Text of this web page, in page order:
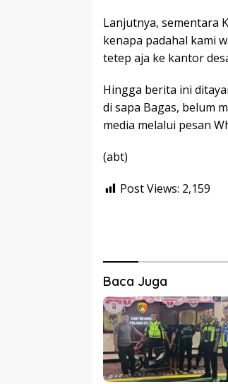
Lanjutnya, sementara
kenapa padahal kami
tetep aja ke kantor
Hingga berita ini
di sapa Bagas, belum
media melalui pesan
(abt)
Post Views: 2,159
Baca Juga